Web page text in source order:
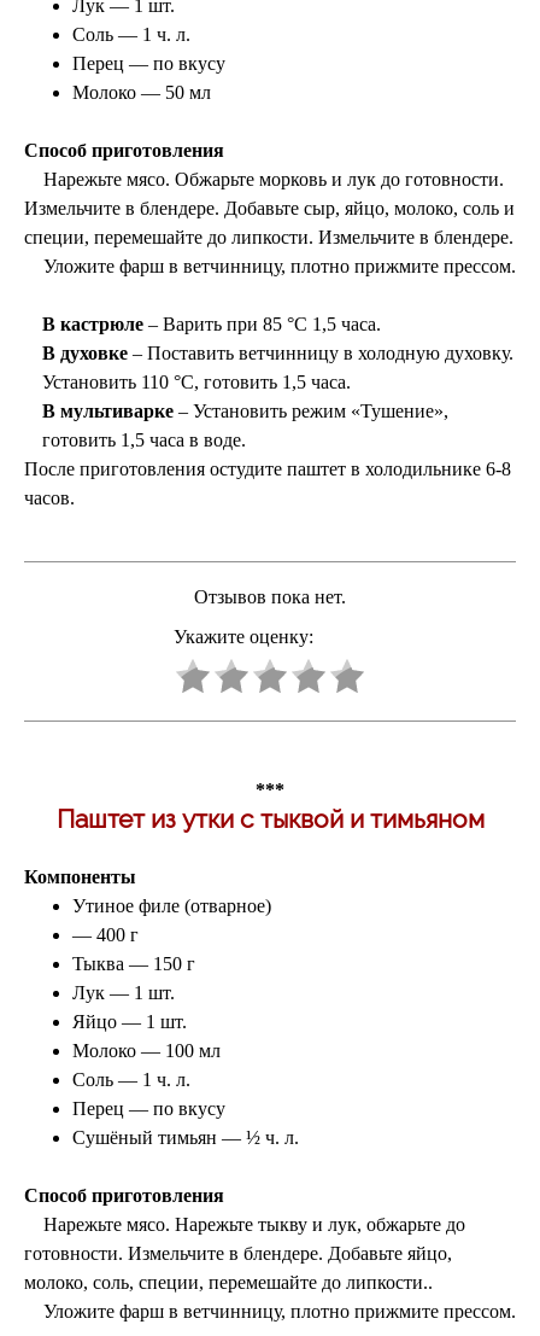
Лук — 1 шт.
Соль — 1 ч. л.
Перец — по вкусу
Молоко — 50 мл
Способ приготовления
Нарежьте мясо. Обжарьте морковь и лук до готовности.
Измельчите в блендере. Добавьте сыр, яйцо, молоко, соль и
специи, перемешайте до липкости. Измельчите в блендере.
Уложите фарш в ветчинницу, плотно прижмите прессом.
В кастрюле – Варить при 85 °C 1,5 часа.
В духовке – Поставить ветчинницу в холодную духовку.
Установить 110 °C, готовить 1,5 часа.
В мультиварке – Установить режим «Тушение»,
готовить 1,5 часа в воде.
После приготовления остудите паштет в холодильнике 6-8
часов.
Отзывов пока нет.
Укажите оценку:
***
Паштет из утки с тыквой и тимьяном
Компоненты
Утиное филе (отварное)
— 400 г
Тыква — 150 г
Лук — 1 шт.
Яйцо — 1 шт.
Молоко — 100 мл
Соль — 1 ч. л.
Перец — по вкусу
Сушёный тимьян — ½ ч. л.
Способ приготовления
Нарежьте мясо. Нарежьте тыкву и лук, обжарьте до
готовности. Измельчите в блендере. Добавьте яйцо,
молоко, соль, специи, перемешайте до липкости..
Уложите фарш в ветчинницу, плотно прижмите прессом.